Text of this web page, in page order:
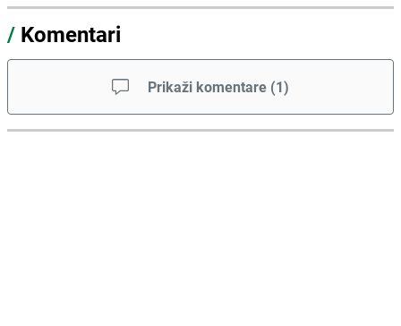
/ Komentari
Prikaži komentare (1)